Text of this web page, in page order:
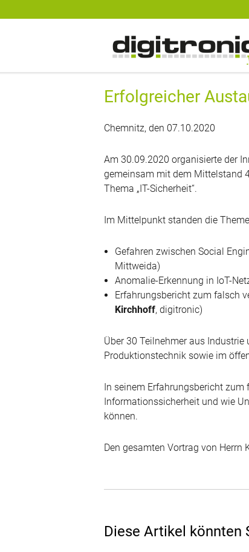
Erfolgreicher
Chemnitz, den 07.10.2020
Am 30.09.2020 organisierte der
gemeinsam mit dem Mittelstand
Thema „IT-Sicherheit“.
Im Mittelpunkt standen die
Gefahren zwischen Social
Mittweida)
Anomalie-Erkennung in IoT-
Erfahrungsbericht zum falsch
Kirchhoff, digitronic)
Über 30 Teilnehmer aus
Produktionstechnik sowie im
In seinem Erfahrungsbericht zum
Informationssicherheit und wie
können.
Den gesamten Vortrag von Herrn
Diese Artikel könnten